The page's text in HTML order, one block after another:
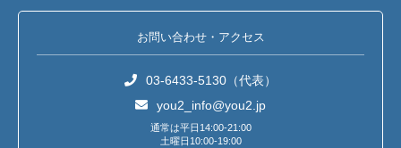
お問い合わせ・アクセス
03-6433-5130（代表）
you2_info@you2.jp
通常は平日14:00-21:00
土曜日10:00-19:00